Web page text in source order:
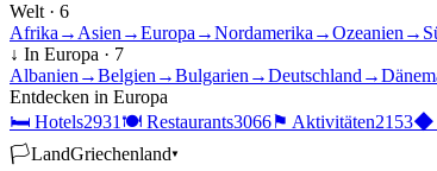
Welt · 6
Afrika → Asien →Europa →Nordamerika →Ozeanien →
↓ In Europa · 7
Albanien →Belgien →Bulgarien →Deutschland →
Entdecken in Europa
🛏 Hotels2931 🍽 Restaurants3066⚑ Aktivitäten2153◆
🏳LandGriechenland▾